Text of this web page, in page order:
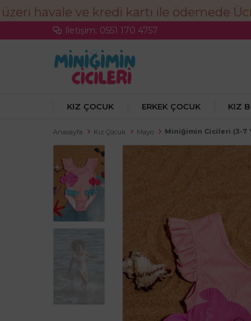
İletişim: 0551 170 4757
KIZ ÇOCUK ERKEK ÇOCUK KIZ
Anasayfa Kız Çocuk Mayo Miniğimin Cicileri (3-7